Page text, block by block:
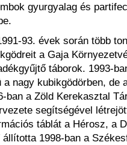
gyurgyalag és
93. évek során több
a Gaja
táborok. 1993-
a nagy kubikgödörben, de
ban a Zöld Kerekasztal
segítségével
táblát a Hérosz, a
állította 1998-ban a